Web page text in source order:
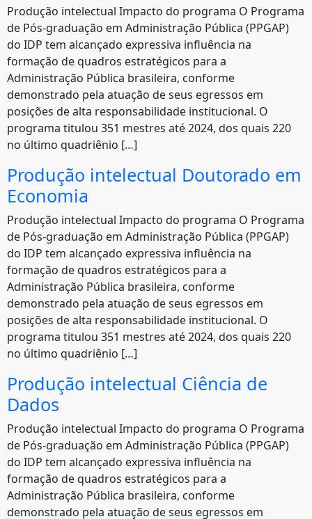
Produção intelectual Impacto do programa O Programa
de Pós-graduação em Administração Pública (PPGAP)
do IDP tem alcançado expressiva influência na
formação de quadros estratégicos para a
Administração Pública brasileira, conforme
demonstrado pela atuação de seus egressos em
posições de alta responsabilidade institucional. O
programa titulou 351 mestres até 2024, dos quais 220
no último quadriênio […]
Produção intelectual Doutorado em
Economia
Produção intelectual Impacto do programa O Programa
de Pós-graduação em Administração Pública (PPGAP)
do IDP tem alcançado expressiva influência na
formação de quadros estratégicos para a
Administração Pública brasileira, conforme
demonstrado pela atuação de seus egressos em
posições de alta responsabilidade institucional. O
programa titulou 351 mestres até 2024, dos quais 220
no último quadriênio […]
Produção intelectual Ciência de
Dados
Produção intelectual Impacto do programa O Programa
de Pós-graduação em Administração Pública (PPGAP)
do IDP tem alcançado expressiva influência na
formação de quadros estratégicos para a
Administração Pública brasileira, conforme
demonstrado pela atuação de seus egressos em